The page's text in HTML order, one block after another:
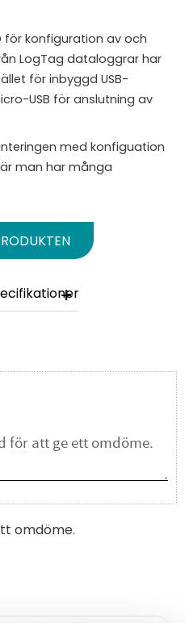
för konfiguration av och
LogTag dataloggrar har
för inbyggd USB-
USB för anslutning av
med konfiguation
man har många
omdöme.